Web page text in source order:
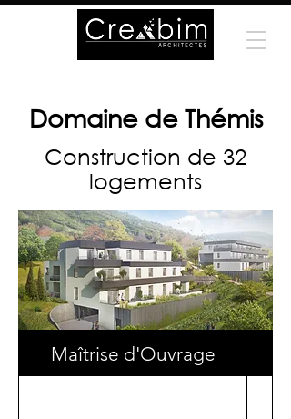
Domaine de Thémis
Construction de 32
logements
Maîtrise d'Ouvrage